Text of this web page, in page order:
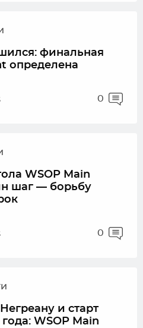
финальная
определена
0
WSOP Main
шаг — борьбу
0
и старт
WSOP Main